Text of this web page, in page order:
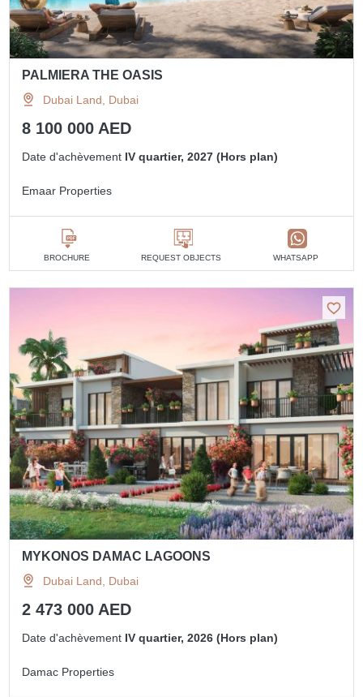
PALMIERA THE OASIS
Dubai Land, Dubai
8 100 000 AED
Date d'achèvement IV quartier, 2027 (Hors plan)
Emaar Properties
BROCHURE REQUEST OBJECTS WHATSAPP
MYKONOS DAMAC LAGOONS
Dubai Land, Dubai
2 473 000 AED
Date d'achèvement IV quartier, 2026 (Hors plan)
Damac Properties